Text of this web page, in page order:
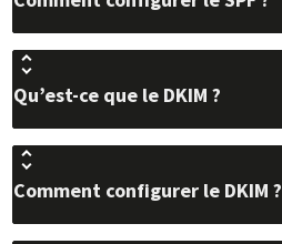
Qu’est-ce que le DKIM ?
Comment configurer le DKIM ?